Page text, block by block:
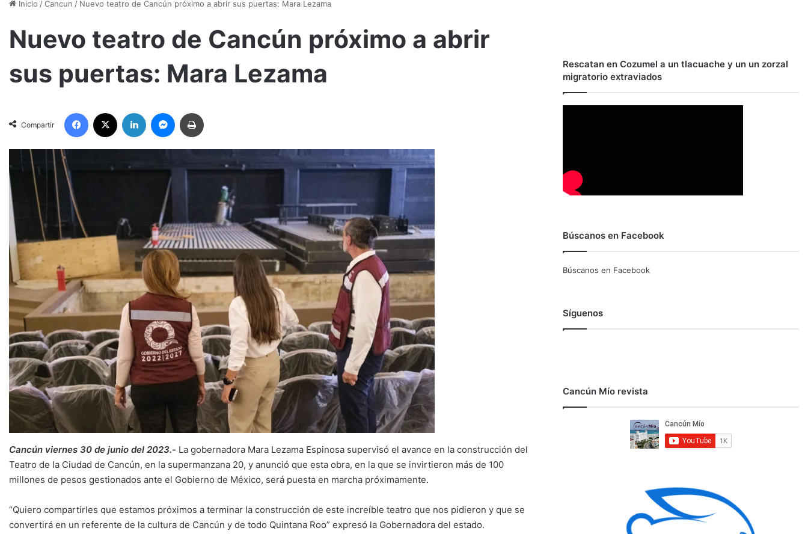
Inicio /Cancun / Nuevo teatro de Cancún próximo a abrir sus puertas: Mara Lezama
Nuevo teatro de Cancún próximo a abrir
sus puertas: Mara Lezama
Compartir
Facebook LinkedIn Messenger
Cancún viernes 30 de junio del 2023.- La gobernadora Mara Lezama Espinosa supervisó el avance en la construcción del
Teatro de la Ciudad de Cancún, en la supermanzana 20, y anunció que esta obra, en la que se invirtieron más de 100
millones de pesos gestionados ante el Gobierno de México, será puesta en marcha próximamente.
“Quiero compartirles que estamos próximos a terminar la construcción de este increíble teatro que nos pidieron y que se
convertirá en un referente de la cultura de Cancún y de todo Quintana Roo” expresó la Gobernadora del estado.
Rescatan en Cozumel a un tlacuache y un un zorzal
migratorio extraviados
Búscanos en Facebook
Búscanos en Facebook
Síguenos
Cancún Mío revista